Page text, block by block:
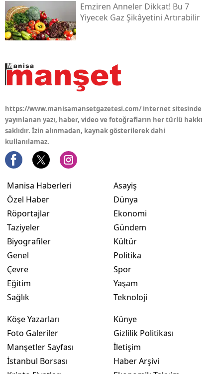
Emziren Anneler Dikkat! Bu 7
Yiyecek Gaz Şikâyetini Artırabilir
https://www.manisamansetgazetesi.com/ internet sitesinde
yayınlanan yazı, haber, video ve fotoğrafların her türlü hakkı
saklıdır. İzin alınmadan, kaynak gösterilerek dahi
kullanılamaz.
Manisa Haberleri
Özel Haber
Röportajlar
Taziyeler
Biyografiler
Genel
Çevre
Eğitim
Sağlık
Asayiş
Dünya
Ekonomi
Gündem
Kültür
Politika
Spor
Yaşam
Teknoloji
Köşe Yazarları
Foto Galeriler
Manşetler Sayfası
İstanbul Borsası
Künye
Gizlilik Politikası
İletişim
Haber Arşivi